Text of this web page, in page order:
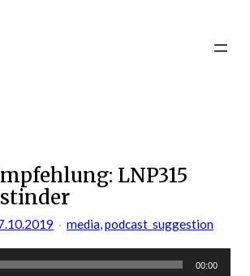
LNP315
media, podcast_suggestion
00:00